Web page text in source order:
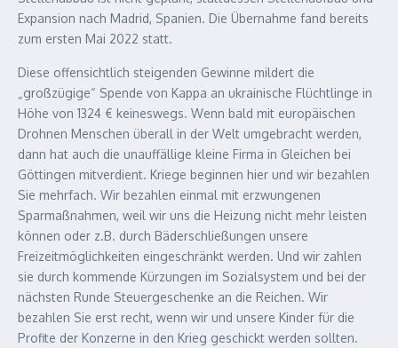
Expansion nach Madrid, Spanien. Die Übernahme fand bereits
zum ersten Mai 2022 statt.
Diese offensichtlich steigenden Gewinne mildert die
„großzügige“ Spende von Kappa an ukrainische Flüchtlinge in
Höhe von 1324 € keineswegs. Wenn bald mit europäischen
Drohnen Menschen überall in der Welt umgebracht werden,
dann hat auch die unauffällige kleine Firma in Gleichen bei
Göttingen mitverdient. Kriege beginnen hier und wir bezahlen
Sie mehrfach. Wir bezahlen einmal mit erzwungenen
Sparmaßnahmen, weil wir uns die Heizung nicht mehr leisten
können oder z.B. durch Bäderschließungen unsere
Freizeitmöglichkeiten eingeschränkt werden. Und wir zahlen
sie durch kommende Kürzungen im Sozialsystem und bei der
nächsten Runde Steuergeschenke an die Reichen. Wir
bezahlen Sie erst recht, wenn wir und unsere Kinder für die
Profite der Konzerne in den Krieg geschickt werden sollten.